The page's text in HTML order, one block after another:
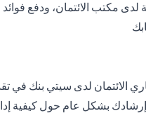
لدى مكتب الائتمان، ودفع
الائتمان لدى سيتي
بشكل عام حول كيفية